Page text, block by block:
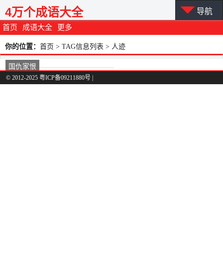
首页 成语大全 更多
4万个成语大全 导航
你的位置： 首页 > TAG信息列表 > 人迹
国仇家恨
© 2012-2025 粤ICP备09211880号 |